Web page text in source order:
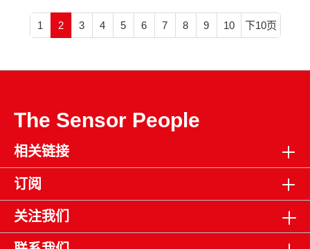
1 2 3 4 5 6 7 8 9 10 下10页
The Sensor People
相关链接
订阅
关注我们